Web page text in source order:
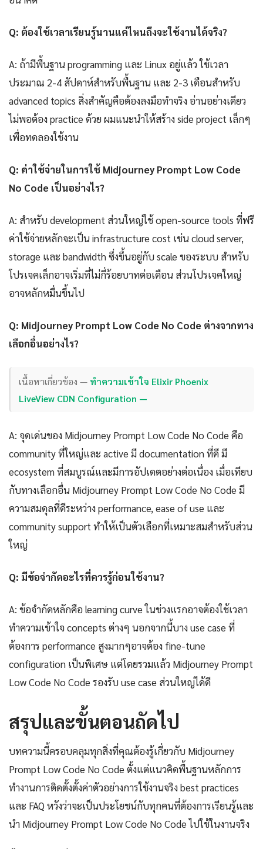
Q: ต้องใช้เวลาเรียนรู้นานแค่ไหนถึงจะใช้งานได้จริง?
A: ถ้ามีพื้นฐาน programming และ Linux อยู่แล้ว ใช้เวลา
ประมาณ 2-4 สัปดาห์สำหรับพื้นฐาน และ 2-3 เดือนสำหรับ
advanced topics สิ่งสำคัญคือต้องลงมือทำจริง อ่านอย่างเดียว
ไม่พอต้อง practice ด้วย ผมแนะนำให้สร้าง side project เล็กๆ
เพื่อทดลองใช้งาน
Q: ค่าใช้จ่ายในการใช้ Midjourney Prompt Low Code
No Code เป็นอย่างไร?
A: สำหรับ development ส่วนใหญ่ใช้ open-source tools ที่ฟรี
ค่าใช้จ่ายหลักจะเป็น infrastructure cost เช่น cloud server,
storage และ bandwidth ซึ่งขึ้นอยู่กับ scale ของระบบ สำหรับ
โปรเจคเล็กอาจเริ่มที่ไม่กี่ร้อยบาทต่อเดือน ส่วนโปรเจคใหญ่
อาจหลักหมื่นขึ้นไป
Q: Midjourney Prompt Low Code No Code ต่างจากทาง
เลือกอื่นอย่างไร?
เนื้อหาเกี่ยวข้อง — ทำความเข้าใจ Elixir Phoenix
LiveView CDN Configuration —
A: จุดเด่นของ Midjourney Prompt Low Code No Code คือ
community ที่ใหญ่และ active มี documentation ที่ดี มี
ecosystem ที่สมบูรณ์และมีการอัปเดตอย่างต่อเนื่อง เมื่อเทียบ
กับทางเลือกอื่น Midjourney Prompt Low Code No Code มี
ความสมดุลที่ดีระหว่าง performance, ease of use และ
community support ทำให้เป็นตัวเลือกที่เหมาะสมสำหรับส่วน
ใหญ่
Q: มีข้อจำกัดอะไรที่ควรรู้ก่อนใช้งาน?
A: ข้อจำกัดหลักคือ learning curve ในช่วงแรกอาจต้องใช้เวลา
ทำความเข้าใจ concepts ต่างๆ นอกจากนี้บาง use case ที่
ต้องการ performance สูงมากๆอาจต้อง fine-tune
configuration เป็นพิเศษ แต่โดยรวมแล้ว Midjourney Prompt
Low Code No Code รองรับ use case ส่วนใหญ่ได้ดี
สรุปและขั้นตอนถัดไป
บทความนี้ครอบคลุมทุกสิ่งที่คุณต้องรู้เกี่ยวกับ Midjourney
Prompt Low Code No Code ตั้งแต่แนวคิดพื้นฐานหลักการ
ทำงานการติดตั้งตั้งค่าตัวอย่างการใช้งานจริง best practices
และ FAQ หวังว่าจะเป็นประโยชน์กับทุกคนที่ต้องการเรียนรู้และ
นำ Midjourney Prompt Low Code No Code ไปใช้ในงานจริง